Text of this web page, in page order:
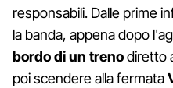
responsabili. Dalle prime
la banda, appena dopo
bordo di un trenodiretto
poi scendere alla fermata